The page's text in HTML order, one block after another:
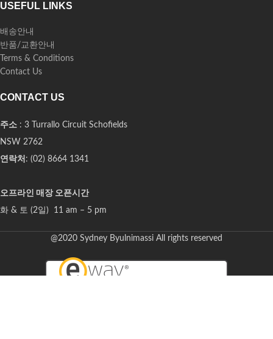
USEFUL LINKS
배송안내
반품/교환안내
Terms & Conditions
Contact Us
CONTACT US
주소 : 3 Turrallo Circuit Schofields
NSW 2762
연락처 : (02) 8664 1341
오프라인 매장 오픈시간
화 & 토 (2일) 11 am – 5 pm
@2020 Sydney Byulnimassi All rights reserved